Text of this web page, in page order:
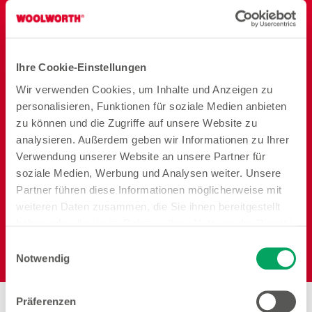
Ihre Cookie-Einstellungen
Wir verwenden Cookies, um Inhalte und Anzeigen zu
personalisieren, Funktionen für soziale Medien anbieten
zu können und die Zugriffe auf unsere Website zu
analysieren. Außerdem geben wir Informationen zu Ihrer
Verwendung unserer Website an unsere Partner für
soziale Medien, Werbung und Analysen weiter. Unsere
Partner führen diese Informationen möglicherweise mit
weiteren Daten zusammen, die Sie ihnen bereitgestellt
Einstellungen zu den Cookies finden Sie
Notwendig
Präferenzen
Reisen Garten Heimtier